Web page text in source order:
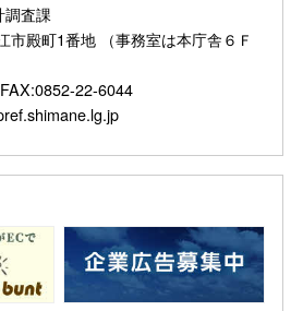
調査課
市殿町1番地 （事務室は本庁舎６Ｆ
22-6044